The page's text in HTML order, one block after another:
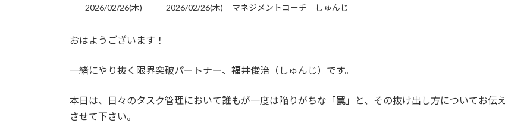
2026/02/26(木)
最
時
:
2026/02/26(木) マネジメントコーチ しゅんじ
おはようございます！
一緒にやり抜く限界突破パートナー、福井俊治（しゅんじ）です。
本日は、日々のタスク管理において誰もが一度は陥りがちな「罠」と、その抜け出し方についてお伝え
させて下さい。